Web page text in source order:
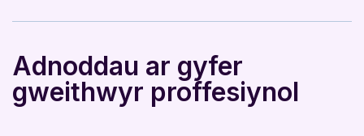
Adnoddau ar gyfer
gweithwyr proffesiynol